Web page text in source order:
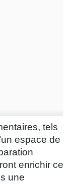
tels
espace de
enrichir ce
une